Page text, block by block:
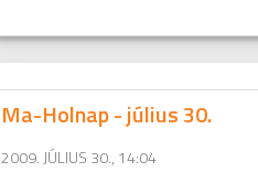
Ma-Holnap - július 30.
2009. JÚLIUS 30., 14:04